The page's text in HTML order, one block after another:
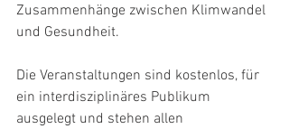
Zusammenhänge zwischen Klimwandel
und Gesundheit.
Die Veranstaltungen sind kostenlos, für
ein interdisziplinäres Publikum
ausgelegt und stehen allen